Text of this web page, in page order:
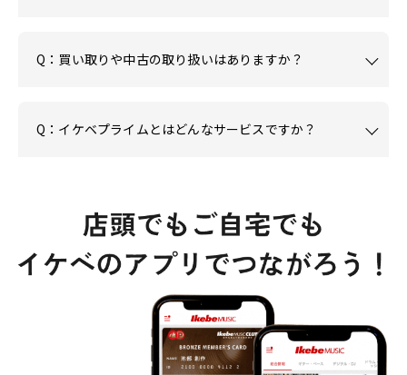
Q：買い取りや中古の取り扱いはありますか？
Q：イケベプライムとはどんなサービスですか？